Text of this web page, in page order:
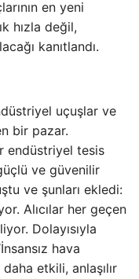
en yeni
hızla değil,
kanıtlandı.
uçuşlar ve
bir pazar.
endüstriyel tesis
ve güvenilir
ve şunları ekledi:
Alıcılar her geçen
Dolayısıyla
hava
etkili, anlaşılır